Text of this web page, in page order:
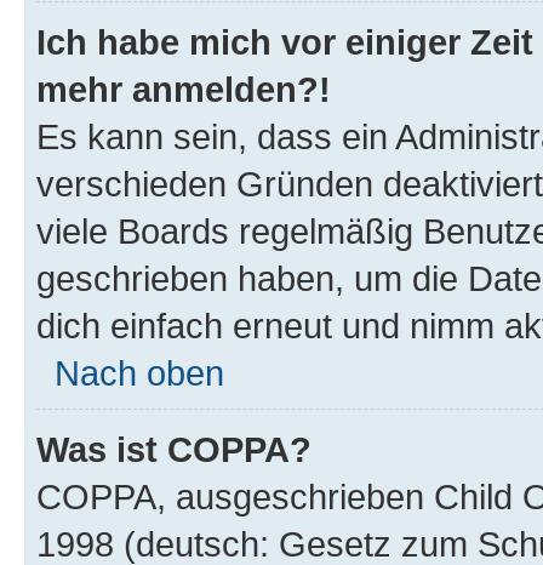
Ich habe mich vor einiger
mehr anmelden?!
Es kann sein, dass ein
verschieden Gründen
viele Boards regelmäßig
geschrieben haben, um die
dich einfach erneut und nimm
Nach oben
Was ist COPPA?
COPPA, ausgeschrieben Child
1998 (deutsch: Gesetz zum